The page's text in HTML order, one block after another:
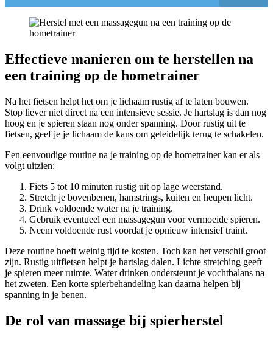
Effectieve manieren om te herstellen na
een training op de hometrainer
Na het fietsen helpt het om je lichaam rustig af te laten bouwen.
Stop liever niet direct na een intensieve sessie. Je hartslag is dan nog
hoog en je spieren staan nog onder spanning. Door rustig uit te
fietsen, geef je je lichaam de kans om geleidelijk terug te schakelen.
Een eenvoudige routine na je training op de hometrainer kan er als
volgt uitzien:
Fiets 5 tot 10 minuten rustig uit op lage weerstand.
Stretch je bovenbenen, hamstrings, kuiten en heupen licht.
Drink voldoende water na je training.
Gebruik eventueel een massagegun voor vermoeide spieren.
Neem voldoende rust voordat je opnieuw intensief traint.
Deze routine hoeft weinig tijd te kosten. Toch kan het verschil groot
zijn. Rustig uitfietsen helpt je hartslag dalen. Lichte stretching geeft
je spieren meer ruimte. Water drinken ondersteunt je vochtbalans na
het zweten. Een korte spierbehandeling kan daarna helpen bij
spanning in je benen.
De rol van massage bij spierherstel